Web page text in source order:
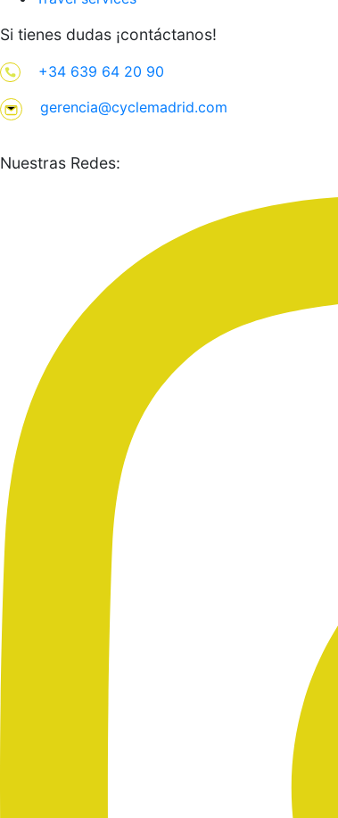
Si tienes dudas ¡contáctanos!
+34 639 64 20 90
gerencia@cyclemadrid.com
Nuestras Redes: